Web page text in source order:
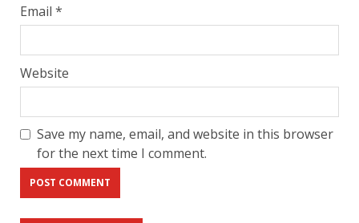
Email *
Website
Save my name, email, and website in this browser
for the next time I comment.